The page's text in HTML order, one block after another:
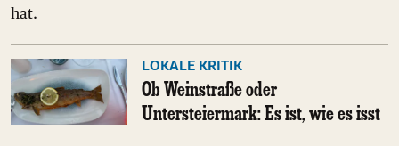
hat.
LOKALE KRITIK
Ob Weinstraße oder
Untersteiermark: Es ist, wie es isst